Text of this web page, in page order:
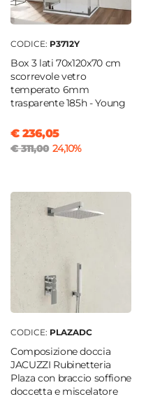
CODICE: P3712Y
Box 3 lati 70x120x70 cm
scorrevole vetro
temperato 6mm
trasparente 185h - Young
€ 236,05
€ 311,00 24,10%
CODICE: PLAZADC
Composizione doccia
JACUZZI Rubinetteria
Plaza con braccio soffione
doccetta e miscelatore